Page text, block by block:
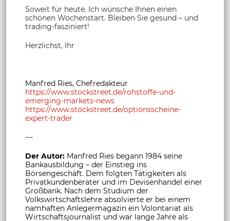
Soweit für heute. Ich wünsche Ihnen einen
schönen Wochenstart. Bleiben Sie gesund – und
trading-fasziniert!
Herzlichst, Ihr
Manfred Ries, Chefredakteur
https://www.stockstreet.de/rohstoffe-und-
emerging-markets-news
https://www.stockstreet.de/optionsscheine-
expert-trader
---
Der Autor: Manfred Ries begann 1984 seine
Bankausbildung – der Einstieg ins
Börsengeschäft. Dem folgten Tätigkeiten als
Privatkundenberater und im Devisenhandel einer
Großbank. Nach dem Studium der
Volkswirtschaftslehre absolvierte er bei einem
namhaften Anlegermagazin ein Volontariat als
Wirtschaftsjournalist und war lange Jahre als